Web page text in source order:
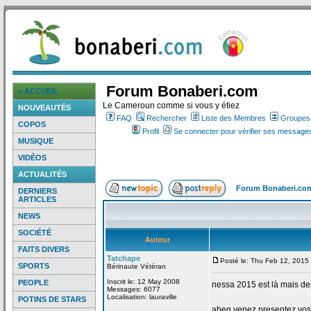
> ACCUEIL
NOUVEAUTÉS
COPOS
MUSIQUE
VIDÉOS
ACTUALITÉS
DERNIERS
ARTICLES
NEWS
SOCIÉTÉ
FAITS DIVERS
SPORTS
PEOPLE
POTINS DE STARS
Forum Bonaberi.com
Le Cameroun comme si vous y étiez
FAQ Rechercher Liste des Membres
Profil
Se connecter pour vérifier ses
Forum
Auteur
Tatchape
Bérinaute Vétéran
Inscrit le: 12 May 2008
Messages: 6077
Localisation: lauraville
Posté le: Thu Feb 12, 2015
nessa 2015 est là mais